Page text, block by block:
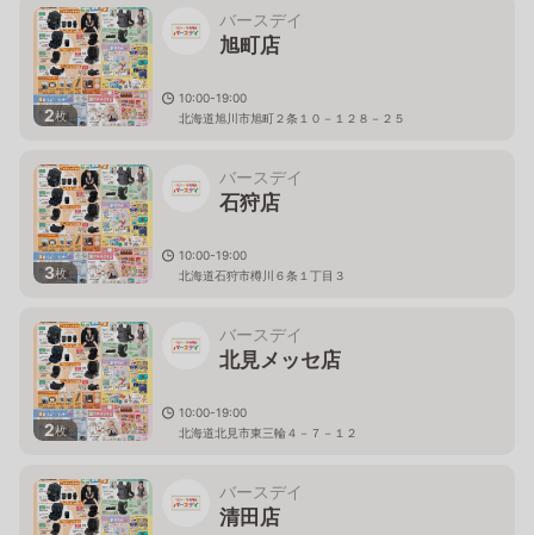
2枚
バースデイ
旭町店
10:00-19:00
北海道旭川市旭町２条１０－１２８－２５
3枚
バースデイ
石狩店
10:00-19:00
北海道石狩市樽川６条１丁目３
2枚
バースデイ
北見メッセ店
10:00-19:00
北海道北見市東三輪４－７－１２
バースデイ
清田店